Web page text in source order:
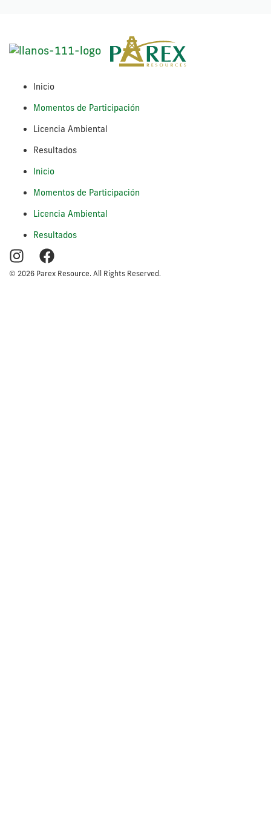
Inicio
Momentos de Participación
Licencia Ambiental
Resultados
Inicio
Momentos de Participación
Licencia Ambiental
Resultados
© 2026 Parex Resource. All Rights Reserved.